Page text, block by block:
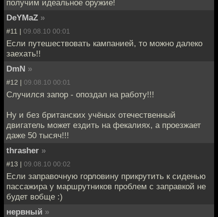
получим идеальное оружие!
DeYMaZ »
#11 | 09.08.10 00:01
Если путешествовать кампанией, то можно далеко
заехать!!
DmN »
#12 | 09.08.10 00:01
Случился запор - опоздал на работу!!!
Ну и без британских учёных отечественный
двигатель может ездить на фекалиях, а проезжает
даже 50 тысяч!!!
thrasher »
#13 | 09.08.10 00:02
Если заправочную горловину прикрутить к сиденью
пассажира у маршрутников проблем с заправкой не
будет вобще :)
нервный »